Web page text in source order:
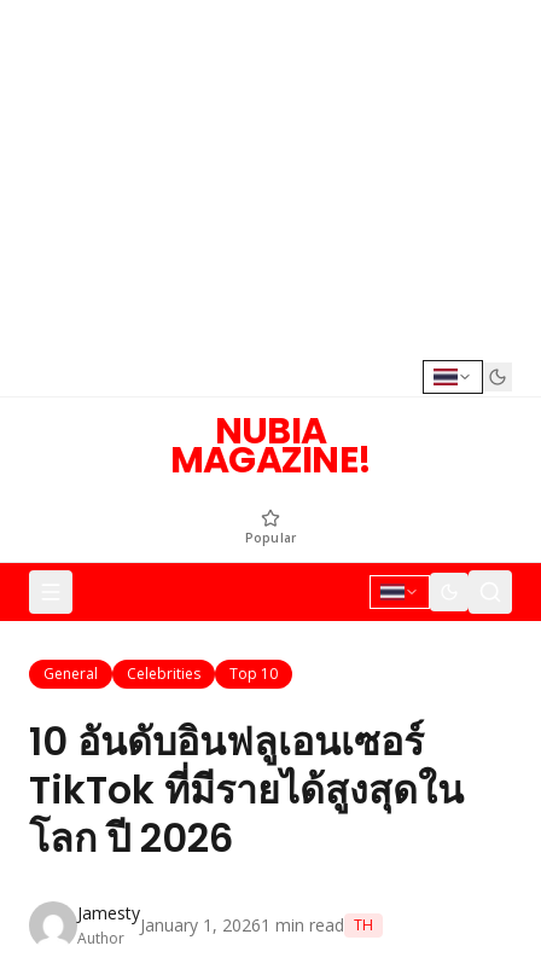
NUBIA
MAGAZINE!
Popular
General Celebrities Top 10
10 อันดับอินฟลูเอนเซอร์
TikTok ที่มีรายได้สูงสุดใน
โลก ปี 2026
Jamesty
Author
January 1, 20261 min read TH